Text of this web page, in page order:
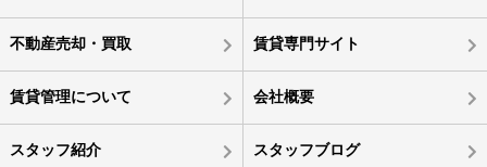
不動産売却・買取 賃貸専門サイト
賃貸管理について 会社概要
スタッフ紹介 スタッフブログ